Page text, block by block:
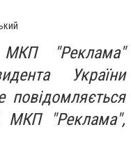
МКП "Реклама"
України
МКП "Реклама",